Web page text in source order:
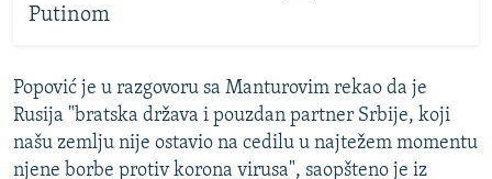
Putinom
Popović je u razgovoru sa Manturovim rekao da je
Rusija "bratska država i pouzdan partner Srbije, koji
našu zemlju nije ostavio na cedilu u najtežem momentu
njene borbe protiv korona virusa", saopšteno je iz